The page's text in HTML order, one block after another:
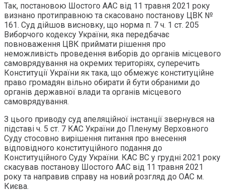
Так, постановою Шостого ААС від 11 травня 2021 року
визнано протиправною та скасовано постанову ЦВК №
161. Суд дійшов висновку, що норма п. 7 ч. 1 ст. 205
Виборчого кодексу України, яка передбачає
повноваження ЦВК приймати рішення про
неможливість проведення виборів до органів місцевого
самоврядування на окремих територіях, суперечить
Конституції України як така, що обмежує конституційне
право громадян вільно обирати й бути обраними до
органів державної влади та органів місцевого
самоврядування.
З цього приводу суд апеляційної інстанції звернувся на
підставі ч. 5 ст. 7 КАС України до Пленуму Верховного
Суду стосовно вирішення питання про внесення
відповідного конституційного подання до
Конституційного Суду України. КАС ВС у грудні 2021 року
скасував постанову Шостого ААС від 11 травня 2021
року та направив справу на новий розгляд до ОАС м.
Києва.